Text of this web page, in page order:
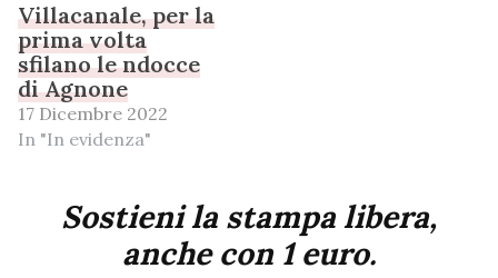
Villacanale, per la
prima volta
sfilano le ndocce
di Agnone
17 Dicembre 2022
In "In evidenza"
Sostieni la stampa libera,
anche con 1 euro.